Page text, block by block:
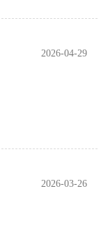
2026-04-29
2026-03-26